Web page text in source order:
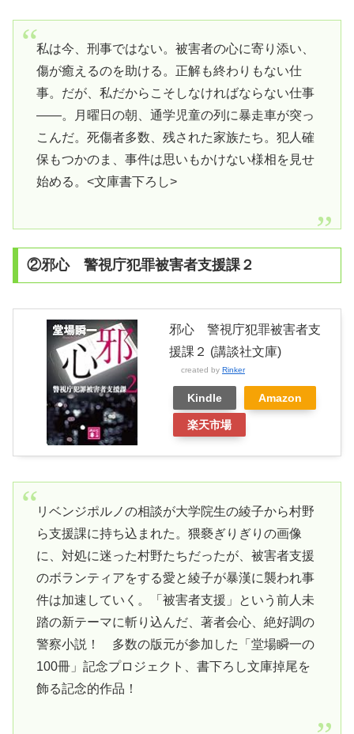
私は今、刑事ではない。被害者の心に寄り添い、
傷が癒えるのを助ける。正解も終わりもない仕
事。だが、私だからこそしなければならない仕事
――。月曜日の朝、通学児童の列に暴走車が突っ
こんだ。死傷者多数、残された家族たち。犯人確
保もつかのま、事件は思いもかけない様相を見せ
始める。<文庫書下ろし>
②邪心 警視庁犯罪被害者支援課２
邪心 警視庁犯罪被害者支
援課２ (講談社文庫)
created by Rinker
Kindle Amazon
楽天市場
リベンジポルノの相談が大学院生の綾子から村野
ら支援課に持ち込まれた。猥褻ぎりぎりの画像
に、対処に迷った村野たちだったが、被害者支援
のボランティアをする愛と綾子が暴漢に襲われ事
件は加速していく。「被害者支援」という前人未
踏の新テーマに斬り込んだ、著者会心、絶好調の
警察小説！ 多数の版元が参加した「堂場瞬一の
100冊」記念プロジェクト、書下ろし文庫掉尾を
飾る記念的作品！